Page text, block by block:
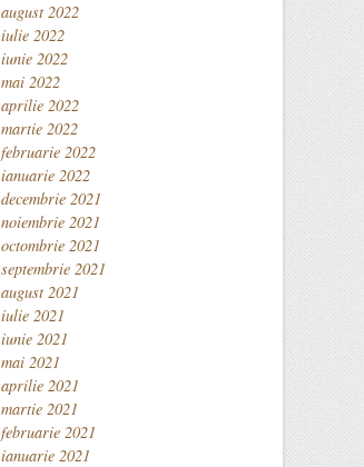
august 2022
iulie 2022
iunie 2022
mai 2022
aprilie 2022
martie 2022
februarie 2022
ianuarie 2022
decembrie 2021
noiembrie 2021
octombrie 2021
septembrie 2021
august 2021
iulie 2021
iunie 2021
mai 2021
aprilie 2021
martie 2021
februarie 2021
ianuarie 2021